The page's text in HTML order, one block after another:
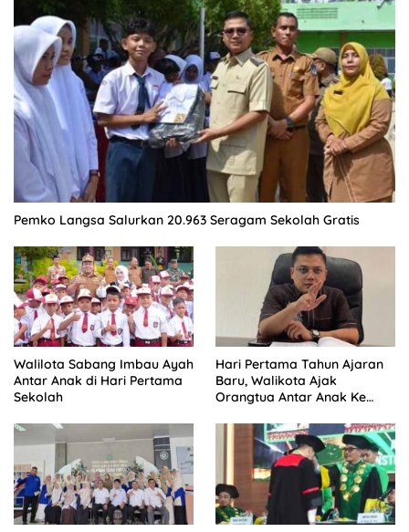
Pemko Langsa Salurkan 20.963 Seragam Sekolah Gratis
Walilota Sabang Imbau Ayah
Antar Anak di Hari Pertama
Sekolah
Hari Pertama Tahun Ajaran
Baru, Walikota Ajak
Orangtua Antar Anak Ke